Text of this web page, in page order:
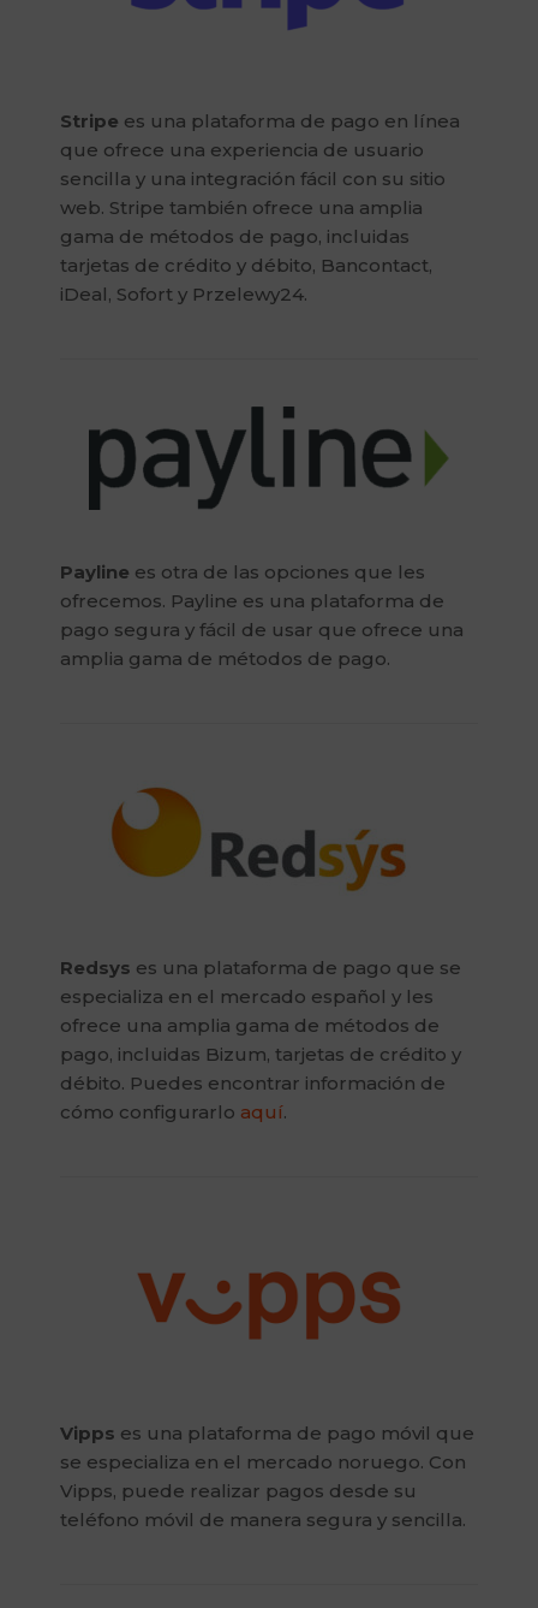
Stripe es una plataforma de pago en línea
que ofrece una experiencia de usuario
sencilla y una integración fácil con su sitio
web. Stripe también ofrece una amplia
gama de métodos de pago, incluidas
tarjetas de crédito y débito, Bancontact,
iDeal, Sofort y Przelewy24.
Payline es otra de las opciones que les
ofrecemos. Payline es una plataforma de
pago segura y fácil de usar que ofrece una
amplia gama de métodos de pago.
Redsys es una plataforma de pago que se
especializa en el mercado español y les
ofrece una amplia gama de métodos de
pago, incluidas Bizum, tarjetas de crédito y
débito. Puedes encontrar información de
cómo configurarlo aquí.
Vipps es una plataforma de pago móvil que
se especializa en el mercado noruego. Con
Vipps, puede realizar pagos desde su
teléfono móvil de manera segura y sencilla.